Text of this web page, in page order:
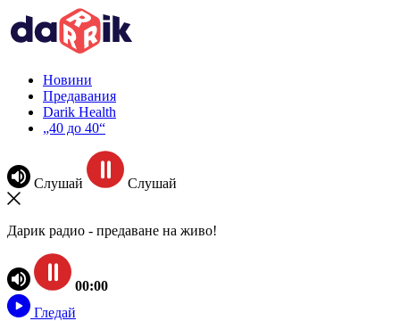
Новини
Предавания
Darik Health
„40 до 40“
Слушай Слушай
Дарик радио - предаване на живо!
00:00
Гледай